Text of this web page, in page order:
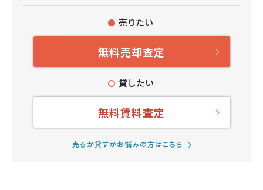
売りたい
無料売却査定
貸したい
無料賃料査定
売るか貸すかお悩みの方はこちら